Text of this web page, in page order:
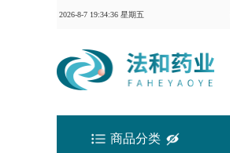
2026-8-7 19:34:37 星期五
商品分类
梧村第二卫生室
宜宾市翠屏区白花镇白
安村第二卫生室
四川正贤堂诊所连锁有
限公司成都青羊光华北